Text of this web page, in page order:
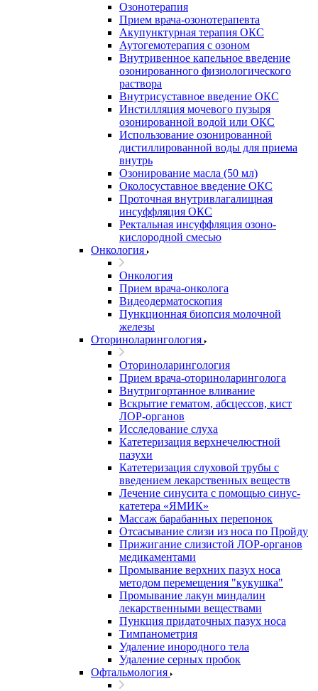
Озонотерапия
Прием врача-озонотерапевта
Акупунктурная терапия ОКС
Аутогемотерапия с озоном
Внутривенное капельное введение
озонированного физиологического
раствора
Внутрисуставное введение ОКС
Инстилляция мочевого пузыря
озонированной водой или ОКС
Использование озонированной
дистиллированной воды для приема
внутрь
Озонирование масла (50 мл)
Околосуставное введение ОКС
Проточная внутривлагалищная
инсуффляция ОКС
Ректальная инсуффляция озоно-
кислородной смесью
Онкология
Онкология
Прием врача-онколога
Видеодерматоскопия
Пункционная биопсия молочной
железы
Оториноларингология
Оториноларингология
Прием врача-оториноларинголога
Внутригортанное вливание
Вскрытие гематом, абсцессов, кист
ЛОР-органов
Исследование слуха
Катетеризация верхнечелюстной
пазухи
Катетеризация слуховой трубы с
введением лекарственных веществ
Лечение синусита с помощью синус-
катетера «ЯМИК»
Массаж барабанных перепонок
Отсасывание слизи из носа по Пройду
Прижигание слизистой ЛОР-органов
медикаментами
Промывание верхних пазух носа
методом перемещения "кукушка"
Промывание лакун миндалин
лекарственными веществами
Пункция придаточных пазух носа
Тимпанометрия
Удаление инородного тела
Удаление серных пробок
Офтальмология